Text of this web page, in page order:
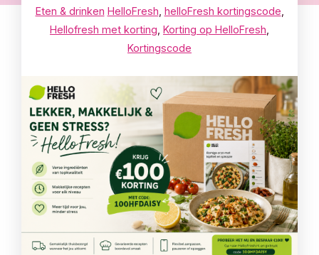
Eten & drinken HelloFresh helloFresh kortingscode
Hellofresh met korting Korting op HelloFresh
Kortingscode